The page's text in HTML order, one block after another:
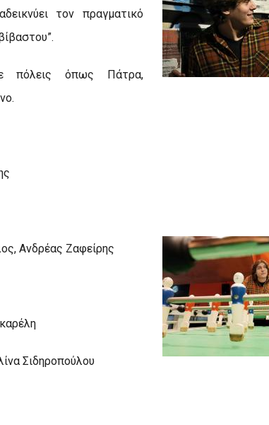
τον πραγματικό
πόλεις όπως Πάτρα,
Ανδρέας Ζαφείρης
Σιδηροπούλου